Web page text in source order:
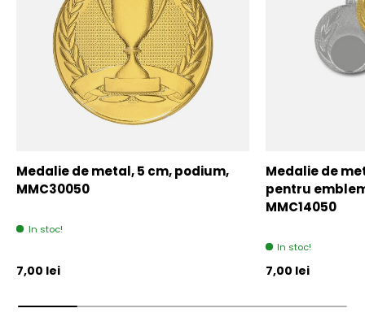
Medalie de metal, 5 cm, podium,
MMC30050
In stoc!
Pret initial
7,00 lei
Medalie de
pentru
MMC14050
In stoc!
Pret initial
7,00 lei